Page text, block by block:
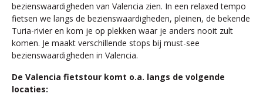
bezienswaardigheden van Valencia zien. In een relaxed tempo
fietsen we langs de bezienswaardigheden, pleinen, de bekende
Turia-rivier en kom je op plekken waar je anders nooit zult
komen. Je maakt verschillende stops bij must-see
bezienswaardigheden in Valencia.
De Valencia fietstour komt o.a. langs de volgende
locaties: